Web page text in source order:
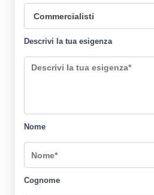
Descrivi la tua esigenza
Nome
Cognome